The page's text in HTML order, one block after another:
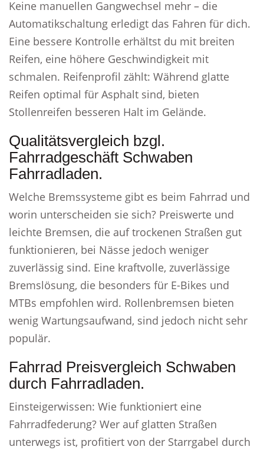
Keine manuellen Gangwechsel mehr – die
Automatikschaltung erledigt das Fahren für dich.
Eine bessere Kontrolle erhältst du mit breiten
Reifen, eine höhere Geschwindigkeit mit
schmalen. Reifenprofil zählt: Während glatte
Reifen optimal für Asphalt sind, bieten
Stollenreifen besseren Halt im Gelände.
Qualitätsvergleich bzgl.
Fahrradgeschäft Schwaben
Fahrradladen.
Welche Bremssysteme gibt es beim Fahrrad und
worin unterscheiden sie sich? Preiswerte und
leichte Bremsen, die auf trockenen Straßen gut
funktionieren, bei Nässe jedoch weniger
zuverlässig sind. Eine kraftvolle, zuverlässige
Bremslösung, die besonders für E-Bikes und
MTBs empfohlen wird. Rollenbremsen bieten
wenig Wartungsaufwand, sind jedoch nicht sehr
populär.
Fahrrad Preisvergleich Schwaben
durch Fahrradladen.
Einsteigerwissen: Wie funktioniert eine
Fahrradfederung? Wer auf glatten Straßen
unterwegs ist, profitiert von der Starrgabel durch